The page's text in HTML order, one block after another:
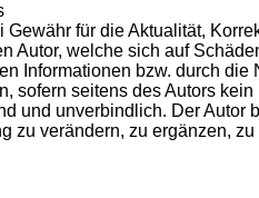
Gewähr für die Aktualität,
Autor, welche sich auf
Informationen bzw. durch
sofern seitens des Autors
und unverbindlich. Der Autor
zu verändern, zu ergänzen,